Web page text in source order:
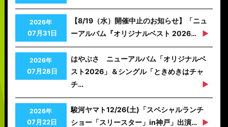
2026年
07月31日
【8/19（水）開催中止のお知らせ】「ニュ
ーアルバム『オリジナルベスト 2026…
2026年
07月28日
はやぶさ ニューアルバム「オリジナルベ
スト2026」＆シングル「ときめきはチャ
チ…
2026年
07月22日
駿河ヤマト12/26(土)「スペシャルランチ
ショー「スリースター」in神戸」出演…